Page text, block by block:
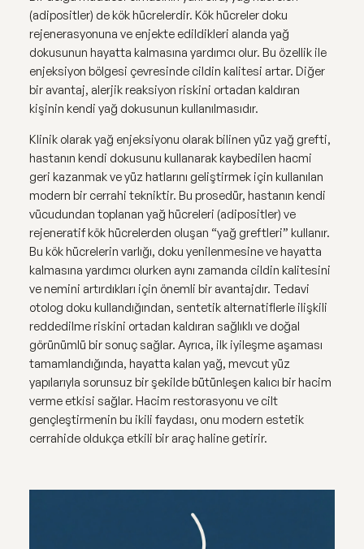
(adipositler) de kök hücrelerdir. Kök hücreler doku
rejenerasyonuna ve enjekte edildikleri alanda yağ
dokusunun hayatta kalmasına yardımcı olur. Bu özellik ile
enjeksiyon bölgesi çevresinde cildin kalitesi artar. Diğer
bir avantaj, alerjik reaksiyon riskini ortadan kaldıran
kişinin kendi yağ dokusunun kullanılmasıdır.
Klinik olarak yağ enjeksiyonu olarak bilinen yüz yağ grefti,
hastanın kendi dokusunu kullanarak kaybedilen hacmi
geri kazanmak ve yüz hatlarını geliştirmek için kullanılan
modern bir cerrahi tekniktir. Bu prosedür, hastanın kendi
vücudundan toplanan yağ hücreleri (adipositler) ve
rejeneratif kök hücrelerden oluşan “yağ greftleri” kullanır.
Bu kök hücrelerin varlığı, doku yenilenmesine ve hayatta
kalmasına yardımcı olurken aynı zamanda cildin kalitesini
ve nemini artırdıkları için önemli bir avantajdır. Tedavi
otolog doku kullandığından, sentetik alternatiflerle ilişkili
reddedilme riskini ortadan kaldıran sağlıklı ve doğal
görünümlü bir sonuç sağlar. Ayrıca, ilk iyileşme aşaması
tamamlandığında, hayatta kalan yağ, mevcut yüz
yapılarıyla sorunsuz bir şekilde bütünleşen kalıcı bir hacim
verme etkisi sağlar. Hacim restorasyonu ve cilt
gençleştirmenin bu ikili faydası, onu modern estetik
cerrahide oldukça etkili bir araç haline getirir.